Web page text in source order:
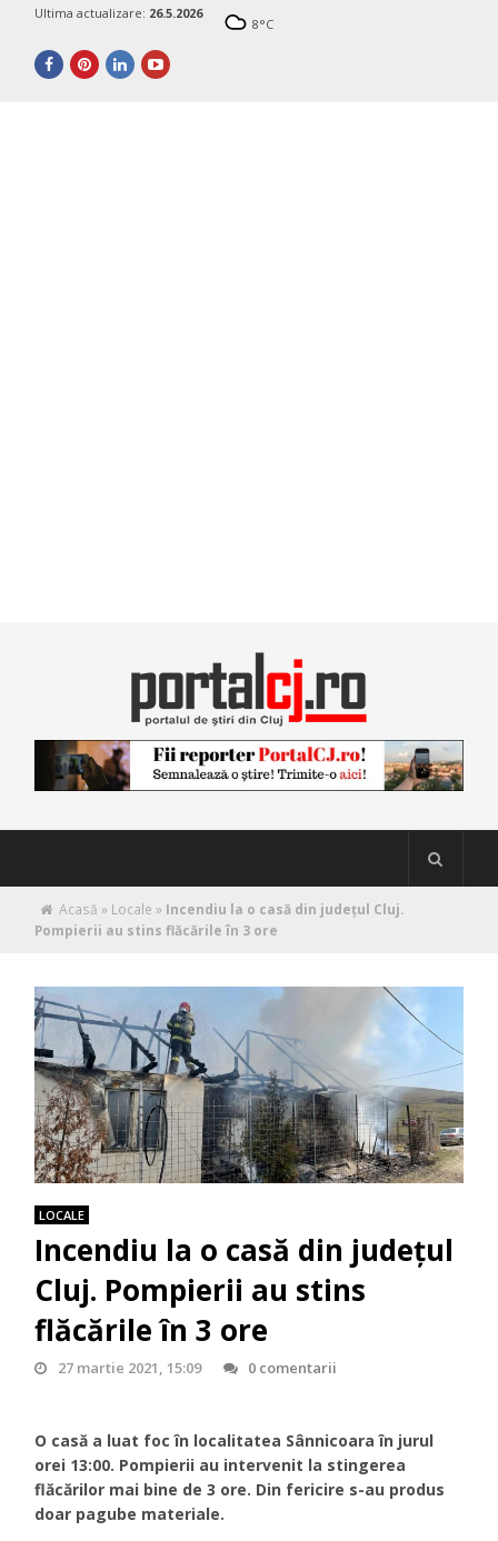
Ultima actualizare: 26.5.2026
8°C
Acasă » Locale » Incendiu la o casă din județul Cluj.
Pompierii au stins flăcările în 3 ore
LOCALE
Incendiu la o casă din județul
Cluj. Pompierii au stins
flăcările în 3 ore
27 martie 2021, 15:09 0 comentarii
O casă a luat foc în localitatea Sânnicoara în jurul
orei 13:00. Pompierii au intervenit la stingerea
flăcărilor mai bine de 3 ore. Din fericire s-au produs
doar pagube materiale.